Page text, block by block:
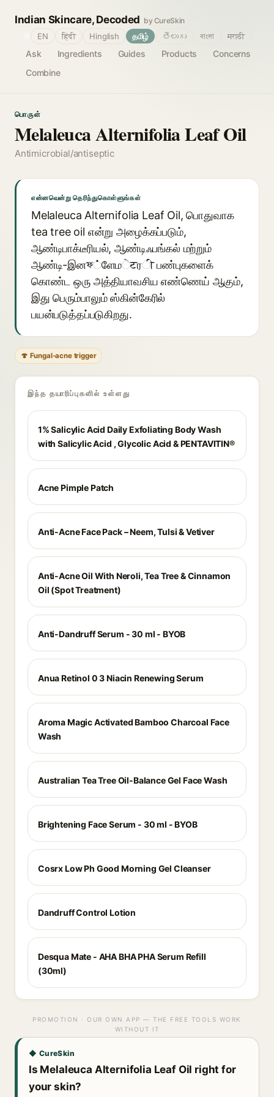
Indian Skincare, Decoded by CureSkin
Ask Ingredients Guides Products
Concerns
Combine
EN हिंदी Hinglish தமிழ் తెలుగు বাংলা मराठी
பொருள்
Melaleuca Alternifolia Leaf Oil
Antimicrobial/antiseptic
என்னவென்று தெரிந்துகொள்ளுங்கள்
Melaleuca Alternifolia Leaf Oil, பொதுவாக
tea tree oil என்று அழைக்கப்படும்,
ஆண்டிபாக்டீரியல், ஆண்டிஃபங்கல் மற்றும்
ஆண்டி-இனফ்ளேமेटரी பண்புகளைக்
கொண்ட ஒரு அத்தியாவசிய எண்ணெய் ஆகும்,
இது பெரும்பாலும் ஸ்கின்கேரில்
பயன்படுத்தப்படுகிறது.
🍄 Fungal-acne trigger
இந்த தயாரிப்புகளில் உள்ளது
1% Salicylic Acid Daily Exfoliating Body Wash
with Salicylic Acid , Glycolic Acid & PENTAVITIN®
Acne Pimple Patch
Anti-Acne Face Pack – Neem, Tulsi & Vetiver
Anti-Acne Oil With Neroli, Tea Tree & Cinnamon
Oil (Spot Treatment)
Anti-Dandruff Serum - 30 ml - BYOB
Anua Retinol 0 3 Niacin Renewing Serum
Aroma Magic Activated Bamboo Charcoal Face
Wash
Australian Tea Tree Oil-Balance Gel Face Wash
Brightening Face Serum - 30 ml - BYOB
Cosrx Low Ph Good Morning Gel Cleanser
Dandruff Control Lotion
Desqua Mate - AHA BHA PHA Serum Refill
(30ml)
PROMOTION · OUR OWN APP — THE FREE TOOLS WORK
WITHOUT IT
◆ CureSkin
Is Melaleuca Alternifolia Leaf Oil right for
your skin?